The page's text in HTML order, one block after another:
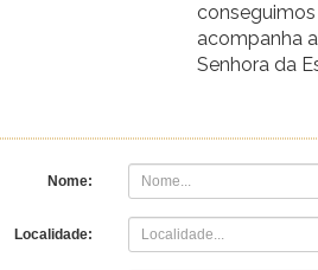
acompanha
Senhora da
Nome:
Localidade: